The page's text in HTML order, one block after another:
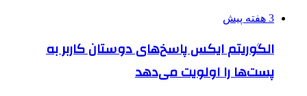
3 هفته پیش
الگوریتم ایکس پاسخ‌های دوستان کاربر به
پست‌ها را اولویت می‌دهد